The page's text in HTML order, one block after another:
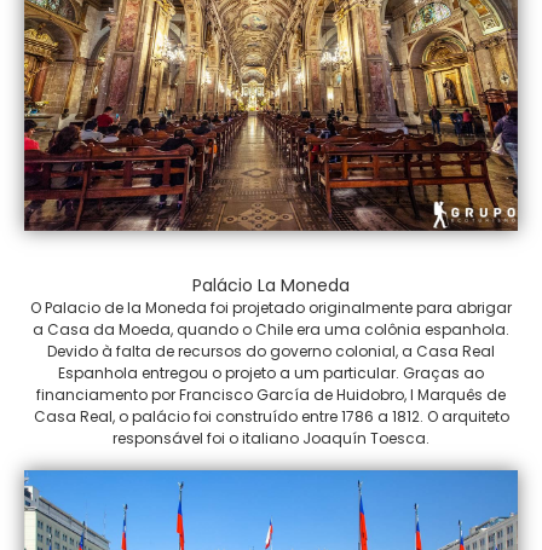
Palácio La Moneda
O Palacio de la Moneda foi projetado originalmente para abrigar
a Casa da Moeda, quando o Chile era uma colônia espanhola.
Devido à falta de recursos do governo colonial, a Casa Real
Espanhola entregou o projeto a um particular. Graças ao
financiamento por Francisco García de Huidobro, I Marquês de
Casa Real, o palácio foi construído entre 1786 a 1812. O arquiteto
responsável foi o italiano Joaquín Toesca.